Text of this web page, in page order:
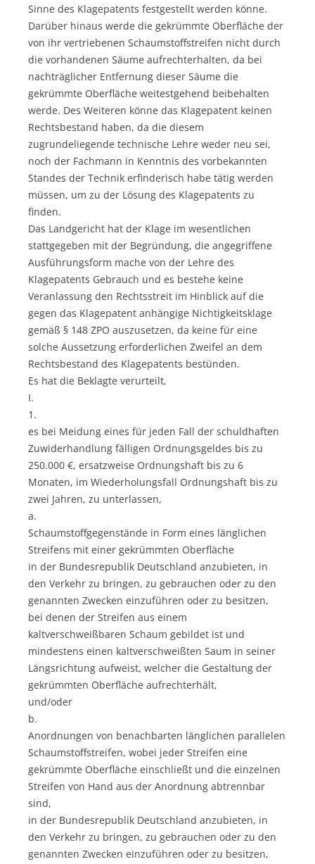
Sinne des Klagepatents festgestellt werden könne.
Darüber hinaus werde die gekrümmte Oberfläche der
von ihr vertriebenen Schaumstoffstreifen nicht durch
die vorhandenen Säume aufrechterhalten, da bei
nachträglicher Entfernung dieser Säume die
gekrümmte Oberfläche weitestgehend beibehalten
werde. Des Weiteren könne das Klagepatent keinen
Rechtsbestand haben, da die diesem
zugrundeliegende technische Lehre weder neu sei,
noch der Fachmann in Kenntnis des vorbekannten
Standes der Technik erfinderisch habe tätig werden
müssen, um zu der Lösung des Klagepatents zu
finden.
Das Landgericht hat der Klage im wesentlichen
stattgegeben mit der Begründung, die angegriffene
Ausführungsform mache von der Lehre des
Klagepatents Gebrauch und es bestehe keine
Veranlassung den Rechtsstreit im Hinblick auf die
gegen das Klagepatent anhängige Nichtigkeitsklage
gemäß § 148 ZPO auszusetzen, da keine für eine
solche Aussetzung erforderlichen Zweifel an dem
Rechtsbestand des Klagepatents bestünden.
Es hat die Beklagte verurteilt,
I.
1.
es bei Meidung eines für jeden Fall der schuldhaften
Zuwiderhandlung fälligen Ordnungsgeldes bis zu
250.000 €, ersatzweise Ordnungshaft bis zu 6
Monaten, im Wiederholungsfall Ordnungshaft bis zu
zwei Jahren, zu unterlassen,
a.
Schaumstoffgegenstände in Form eines länglichen
Streifens mit einer gekrümmten Oberfläche
in der Bundesrepublik Deutschland anzubieten, in
den Verkehr zu bringen, zu gebrauchen oder zu den
genannten Zwecken einzuführen oder zu besitzen,
bei denen der Streifen aus einem
kaltverschweißbaren Schaum gebildet ist und
mindestens einen kaltverschweißten Saum in seiner
Längsrichtung aufweist, welcher die Gestaltung der
gekrümmten Oberfläche aufrechterhält,
und/oder
b.
Anordnungen von benachbarten länglichen parallelen
Schaumstoffstreifen, wobei jeder Streifen eine
gekrümmte Oberfläche einschließt und die einzelnen
Streifen von Hand aus der Anordnung abtrennbar
sind,
in der Bundesrepublik Deutschland anzubieten, in
den Verkehr zu bringen, zu gebrauchen oder zu den
genannten Zwecken einzuführen oder zu besitzen,